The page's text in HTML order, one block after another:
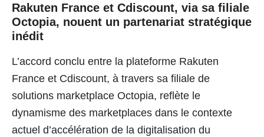
Rakuten France et Cdiscount, via sa filiale
Octopia, nouent un partenariat stratégique
inédit
L’accord conclu entre la plateforme Rakuten
France et Cdiscount, à travers sa filiale de
solutions marketplace Octopia, reflète le
dynamisme des marketplaces dans le contexte
actuel d’accélération de la digitalisation du